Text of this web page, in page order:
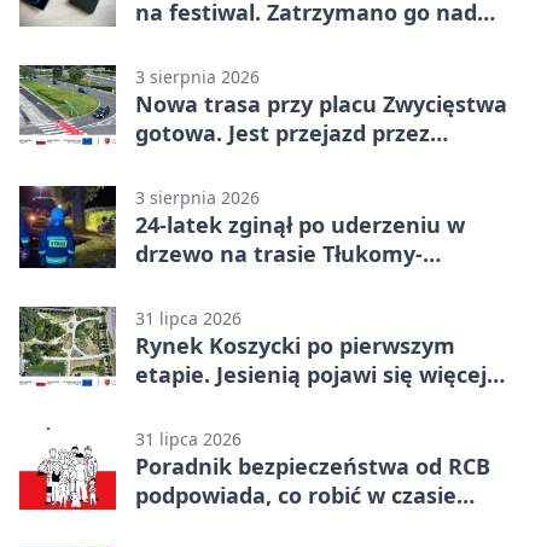
na festiwal. Zatrzymano go nad
3 sierpnia 2026
Nowa trasa przy placu Zwycięstwa
gotowa. Jest przejazd przez
3 sierpnia 2026
24-latek zginął po uderzeniu w
drzewo na trasie Tłukomy-
31 lipca 2026
Rynek Koszycki po pierwszym
etapie. Jesienią pojawi się więcej
31 lipca 2026
Poradnik bezpieczeństwa od RCB
podpowiada, co robić w czasie